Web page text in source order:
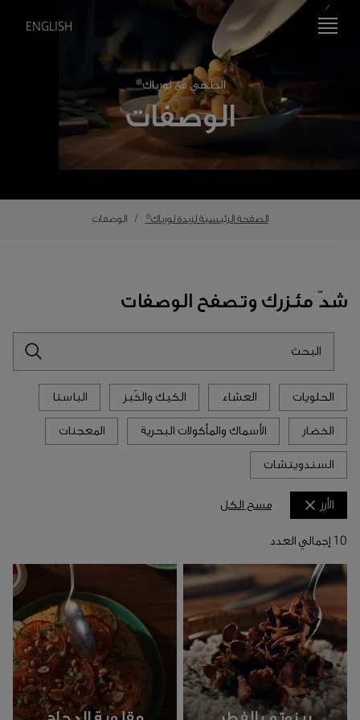
ENGLISH
الطهي مع لورباك®
الوصفات
الصفحة الرئيسية لزبدة لورباك® الوصفات
شدّ مئزرك وتصفح الوصفات
الحلويات العشاء الكيك والخَبز الباستا
الخضار الأسماك والمأكولات البحرية المعجنات
السندويتشات
الأرز مسح الكل
10 إجمالي العدد